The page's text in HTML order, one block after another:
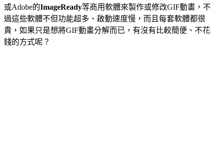
或Adobe的ImageReady等商用軟體來製作或修改GIF動畫，不
過這些軟體不但功能超多、啟動速度慢，而且每套軟體都很
貴，如果只是想將GIF動畫分解而已，有沒有比較簡便、不花
錢的方式呢？